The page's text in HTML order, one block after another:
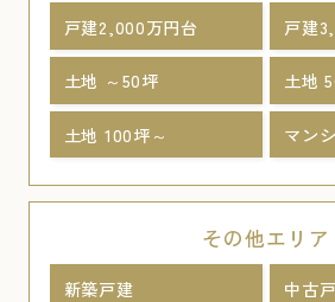
戸建2,000万円台 戸建
土地 ～50坪 土地
土地 100坪～ マン
その他エリア
新築戸建 中古